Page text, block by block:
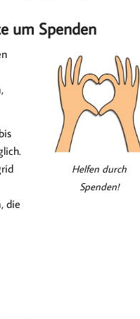
um Spenden
Helfen durch
Spenden!
die